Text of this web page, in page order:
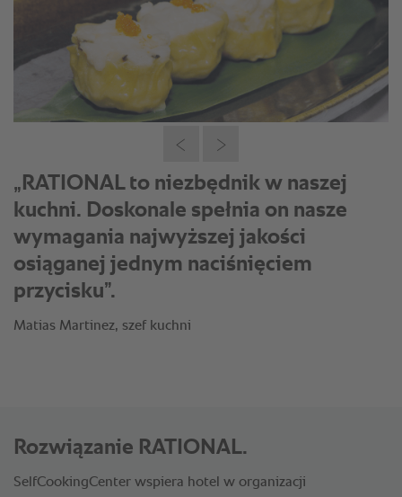
„Z RATIONAL serwujemy ponad 450
talerzy w zaledwie 15 minut. Każda
porcja wygląda tak samo, a jakość jest
wyśmienita. To sprawia, że bankiety
stają się prawdziwą przyjemnością”.
Matias Martinez, szef kuchni
Rozwiązanie RATIONAL.
SelfCookingCenter wspiera hotel w organizacji